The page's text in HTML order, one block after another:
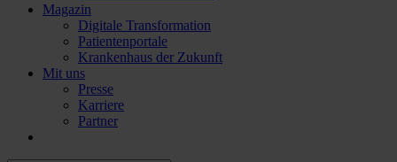
Magazin
Digitale Transformation
Patientenportale
Krankenhaus der Zukunft
Mit uns
Presse
Karriere
Partner